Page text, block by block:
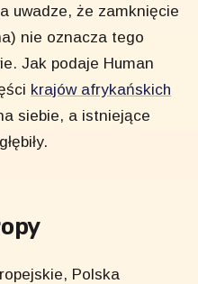
uwadze, że zamknięcie
nie oznacza tego
Jak podaje Human
krajów afrykańskich
siebie, a istniejące
Polska